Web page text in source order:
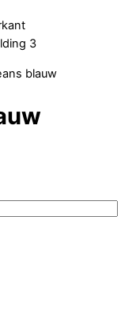
blauw